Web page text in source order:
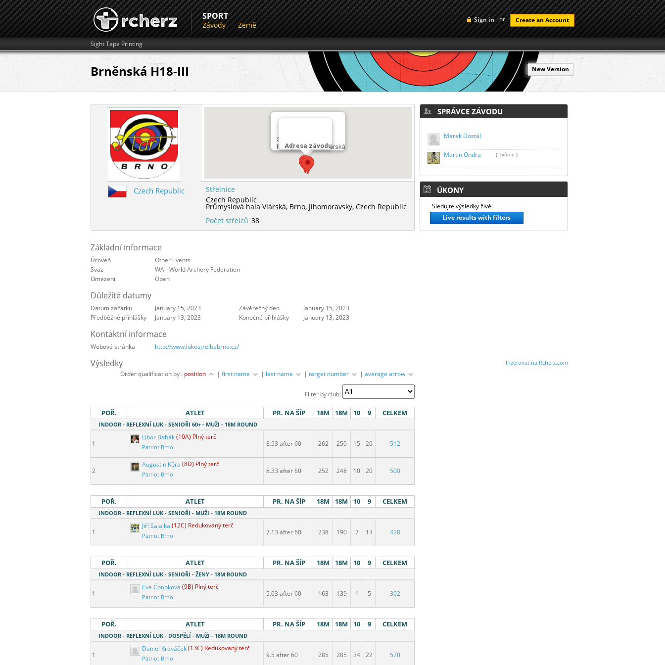
Sign in or Create an Account
SPORT
Závody Země
Sight Tape Printing
Brněnská H18-III New Version
Adresa závodu
Střelnice
Průmyslová hala Vlárská
Czech Republic
Střelnice
Czech Republic
Průmyslová hala Vlárská, Brno, Jihomoravsky,Czech Republic
Počet střelců 38
Základní informace
Úroveň
Other Events
Svaz
WA - World Archery Federation
Omezení
Open
Důležíté datumy
Datum začátku January 15, 2023 Závěrečný den
January 15, 2023
Předběžné přihlášky
January 13, 2023 Konečné přihlášky January 13, 2023
Kontaktní informace
Webová stránka http://www.lukostrelbabrno.cz/
Výsledky
Order qualification by : position |first name | last name |target number |average arrow
Filter by club:
POŘ. ATLET PR. NA ŠÍP 18M 18M 10 9 CELKEM
INDOOR - REFLEXNÍ LUK - SENIOŘI 60+ - MUŽI - 18M ROUND
1
Libor Babák(10A) Plný terč
Patriot Brno 8.53 after 60 262 250 15 20 512
2
Augustin Kůra (8D) Plný terč
Patriot Brno 8.33 after 60 252 248 10 20 500
POŘ. ATLET PR. NA ŠÍP 18M 18M 10 9 CELKEM
INDOOR - REFLEXNÍ LUK - SENIOŘI - MUŽI - 18M ROUND
1
Jiří Salajka (12C) Redukovaný terč
Patriot Brno 7.13 after 60 238 190 7 13 428
POŘ. ATLET PR. NA ŠÍP 18M 18M 10 9 CELKEM
INDOOR - REFLEXNÍ LUK - SENIOŘI - ŽENY - 18M ROUND
1
Eva Čoupková (9B) Plný terč
Patriot Brno 5.03 after 60 163 139 1 5 302
POŘ. ATLET PR. NA ŠÍP 18M 18M 10 9 CELKEM
INDOOR - REFLEXNÍ LUK - DOSPĚLÍ - MUŽI - 18M ROUND
1
Daniel Kraváček(13C) Redukovaný terč
Patriot Brno 9.5 after 60 285 285 34 22 570
SPRÁVCE ZÁVODU
Marek Dostál
Martin Ondra ( Tvůrce )
ÚKONY
Sledujte výsledky živě:
Live results with filters
Inzerovat na Rcherz.com